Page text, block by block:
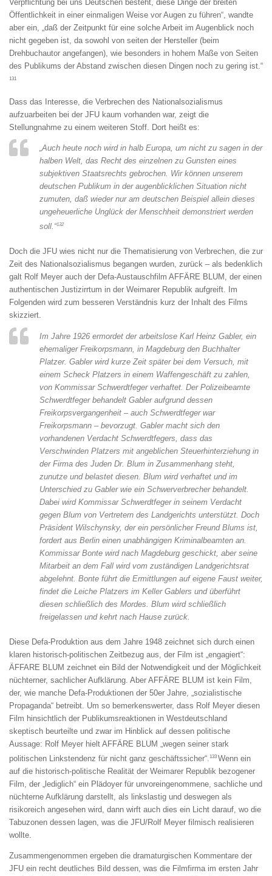
Verpflichtung bei uns Deutschen besteht, diese Dinge der breiten
Öffentlichkeit in einer einmaligen Weise vor Augen zu führen“, wandte
aber ein, „daß der Zeitpunkt für eine solche Arbeit im Augenblick noch
nicht gegeben ist, da sowohl von seiten der Hersteller (beim
Drehbuchautor angefangen), wie besonders in hohem Maße von Seiten
des Publikums der Abstand zwischen diesen Dingen noch zu gering ist.“
131
Dass das Interesse, die Verbrechen des Nationalsozialismus
aufzuarbeiten bei der JFU kaum vorhanden war, zeigt die
Stellungnahme zu einem weiteren Stoff. Dort heißt es:
„Auch heute noch wird in halb Europa, um nicht zu sagen in der
halben Welt, das Recht des einzelnen zu Gunsten eines
subjektiven Staatsrechts gebrochen. Wir können unserem
deutschen Publikum in der augenblicklichen Situation nicht
zumuten, daß wieder nur am deutschen Beispiel allein dieses
ungeheuerliche Unglück der Menschheit demonstriert werden
soll.“132
Doch die JFU wies nicht nur die Thematisierung von Verbrechen, die zur
Zeit des Nationalsozialismus begangen wurden, zurück – als bedenklich
galt Rolf Meyer auch der Defa-Austauschfilm AFFÄRE BLUM, der einen
authentischen Justizirrtum in der Weimarer Republik aufgreift. Im
Folgenden wird zum besseren Verständnis kurz der Inhalt des Films
skizziert.
Im Jahre 1926 ermordet der arbeitslose Karl Heinz Gabler, ein
ehemaliger Freikorpsmann, in Magdeburg den Buchhalter
Platzer. Gabler wird kurze Zeit später bei dem Versuch, mit
einem Scheck Platzers in einem Waffengeschäft zu zahlen,
von Kommissar Schwerdtfeger verhaftet. Der Polizeibeamte
Schwerdtfeger behandelt Gabler aufgrund dessen
Freikorpsvergangenheit – auch Schwerdtfeger war
Freikorpsmann – bevorzugt. Gabler macht sich den
vorhandenen Verdacht Schwerdtfegers, dass das
Verschwinden Platzers mit angeblichen Steuerhinterziehung in
der Firma des Juden Dr. Blum in Zusammenhang steht,
zunutze und belastet diesen. Blum wird verhaftet und im
Unterschied zu Gabler wie ein Schwerverbrecher behandelt.
Dabei wird Kommissar Schwerdtfeger in seinem Verdacht
gegen Blum von Vertretern des Landgerichts unterstützt. Doch
Präsident Wilschynsky, der ein persönlicher Freund Blums ist,
fordert aus Berlin einen unabhängigen Kriminalbeamten an.
Kommissar Bonte wird nach Magdeburg geschickt, aber seine
Mitarbeit an dem Fall wird vom zuständigen Landgerichtsrat
abgelehnt. Bonte führt die Ermittlungen auf eigene Faust weiter,
findet die Leiche Platzers im Keller Gablers und überführt
diesen schließlich des Mordes. Blum wird schließlich
freigelassen und kehrt nach Hause zurück.
Diese Defa-Produktion aus dem Jahre 1948 zeichnet sich durch einen
klaren historisch-politischen Zeitbezug aus, der Film ist „engagiert“:
ÄFFARE BLUM zeichnet ein Bild der Notwendigkeit und der Möglichkeit
nüchterner, sachlicher Aufklärung. Aber AFFÄRE BLUM ist kein Film,
der, wie manche Defa-Produktionen der 50er Jahre, „sozialistische
Propaganda“ betreibt. Um so bemerkenswerter, dass Rolf Meyer diesen
Film hinsichtlich der Publikumsreaktionen in Westdeutschland
skeptisch beurteilte und zwar im Hinblick auf dessen politische
Aussage: Rolf Meyer hielt AFFÄRE BLUM „wegen seiner stark
politischen Linkstendenz für nicht ganz geschäftssicher“. 133 Wenn ein
auf die historisch-politische Realität der Weimarer Republik bezogener
Film, der „lediglich“ ein Plädoyer für unvoreingenommene, sachliche und
nüchterne Aufklärung darstellt, als linkslastig und deswegen als
risikoreich angesehen wird, dann wirft auch dies ein Licht darauf, wo die
Tabuzonen dessen lagen, was die JFU/Rolf Meyer filmisch realisieren
wollte.
Zusammengenommen ergeben die dramaturgischen Kommentare der
JFU ein recht deutliches Bild dessen, was die Filmfirma im ersten Jahr